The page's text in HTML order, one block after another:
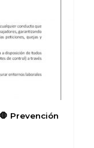
Prevención